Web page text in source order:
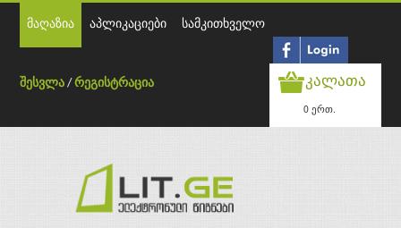
მაღაზია აპლიკაციები სამკითხველო
შესვლა /რეგისტრაცია კალათა
0 ერთ.